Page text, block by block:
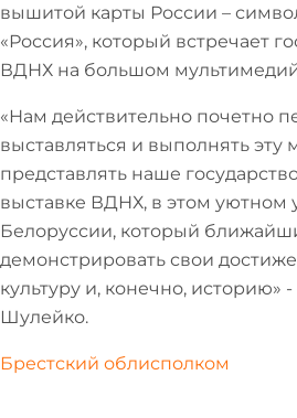
вышитой карты России –
«Россия», который встречает
ВДНХ на большом
«Нам действительно почетно
выставляться и выполнять эту
представлять наше
выставке ВДНХ, в этом уютном
Белоруссии, который
демонстрировать свои
культуру и, конечно, историю»
Шулейко.
Брестский облисполком